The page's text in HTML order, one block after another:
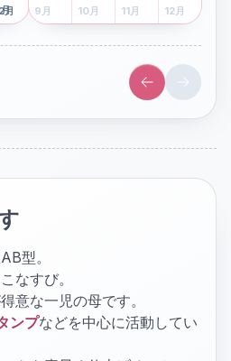
月
月 5 月 6月 7月 8月
9 月 10月 11月 12月
型。
なすび。
意な一児の母です。
ンプなどを中心に活動してい